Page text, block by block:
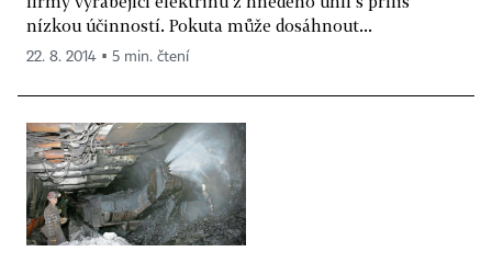
nízkou účinností. Pokuta může dosáhnout...
22. 8. 2014 ▪ 5 min. čtení